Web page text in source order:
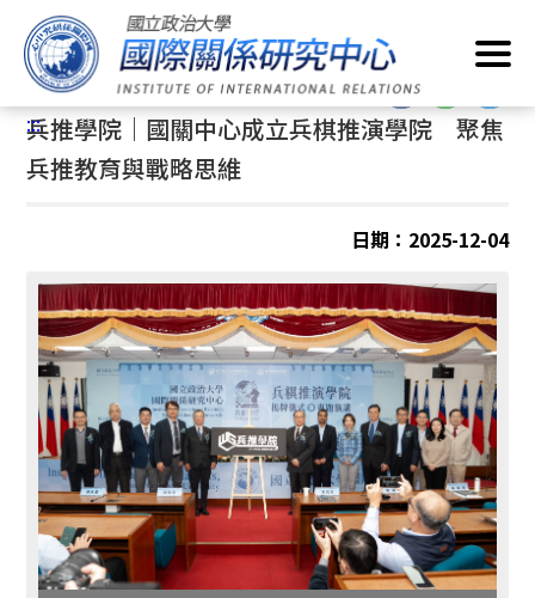
到
主
要
內
首頁/ 最新消息/兵推學院
:::
:::
兵推學院｜國關中心成立兵棋推演學院 聚焦
兵推教育與戰略思維
日期：2025-12-04